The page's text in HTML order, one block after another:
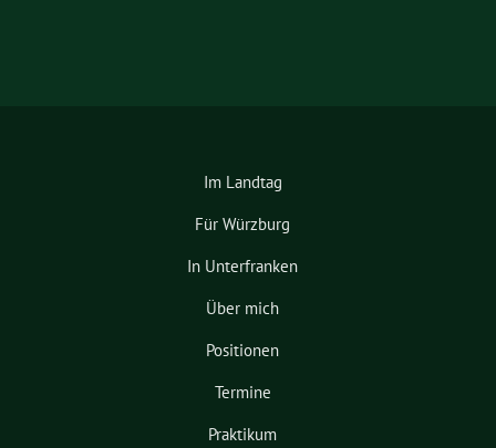
Im Landtag
Für Würzburg
In Unterfranken
Über mich
Positionen
Termine
Praktikum